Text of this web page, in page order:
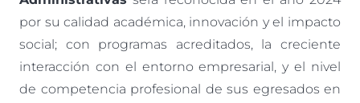
por su calidad académica, innovación y el impacto
social; con programas acreditados, la creciente
interacción con el entorno empresarial, y el nivel
de competencia profesional de sus egresados en